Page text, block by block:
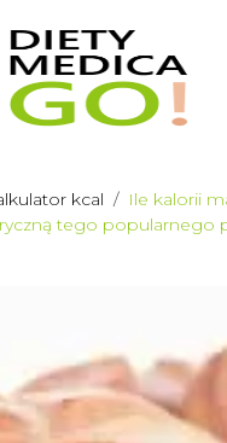
kcal / Ile kalorii
tego popularnego